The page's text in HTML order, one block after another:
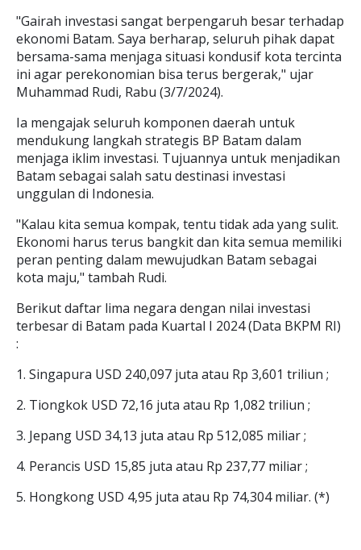
"Gairah investasi sangat berpengaruh besar terhadap
ekonomi Batam. Saya berharap, seluruh pihak dapat
bersama-sama menjaga situasi kondusif kota tercinta
ini agar perekonomian bisa terus bergerak," ujar
Muhammad Rudi, Rabu (3/7/2024).
Ia mengajak seluruh komponen daerah untuk
mendukung langkah strategis BP Batam dalam
menjaga iklim investasi. Tujuannya untuk menjadikan
Batam sebagai salah satu destinasi investasi
unggulan di Indonesia.
"Kalau kita semua kompak, tentu tidak ada yang sulit.
Ekonomi harus terus bangkit dan kita semua memiliki
peran penting dalam mewujudkan Batam sebagai
kota maju," tambah Rudi.
Berikut daftar lima negara dengan nilai investasi
terbesar di Batam pada Kuartal I 2024 (Data BKPM RI)
:
1. Singapura USD 240,097 juta atau Rp 3,601 triliun ;
2. Tiongkok USD 72,16 juta atau Rp 1,082 triliun ;
3. Jepang USD 34,13 juta atau Rp 512,085 miliar ;
4. Perancis USD 15,85 juta atau Rp 237,77 miliar ;
5. Hongkong USD 4,95 juta atau Rp 74,304 miliar. (*)